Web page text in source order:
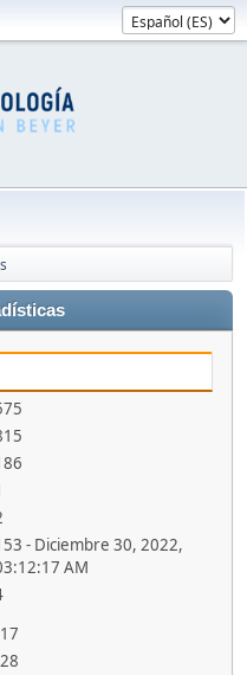
- Diciembre 30, 2022,
AM